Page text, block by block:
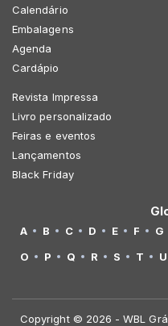
Calendário
Embalagens
Agenda
Cardápio
Revista Impressa
Livro personalizado
Feiras e eventos
Lançamentos
Black Friday
A B C D E F G
O
P Q R S T U
Copyright © 2026 - WBL